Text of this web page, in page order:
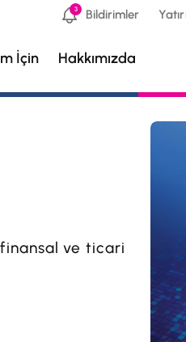
3 Bildirimler
İçin Hakkımızda
ve ticari